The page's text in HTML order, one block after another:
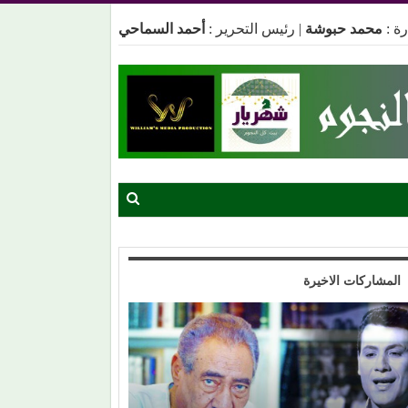
: محمد حبوشة | رئيس التحرير : أحمد السماحي
المشاركات الاخيرة